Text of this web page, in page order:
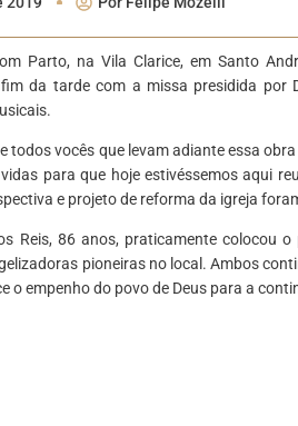
Parto, na Vila Clarice, em Santo
da tarde com a missa presidida por
todos vocês que levam adiante essa
para que hoje estivéssemos aqui
e projeto de reforma da igreja
Reis, 86 anos, praticamente colocou
pioneiras no local. Ambos
o empenho do povo de Deus para a